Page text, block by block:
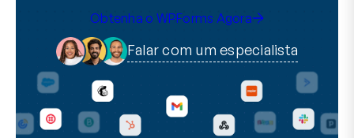
Obtenha o WPForms Agora
Falar com um especialista